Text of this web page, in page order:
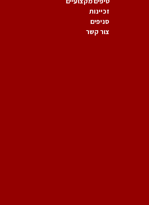
זכיינות
סניפים
צור קשר